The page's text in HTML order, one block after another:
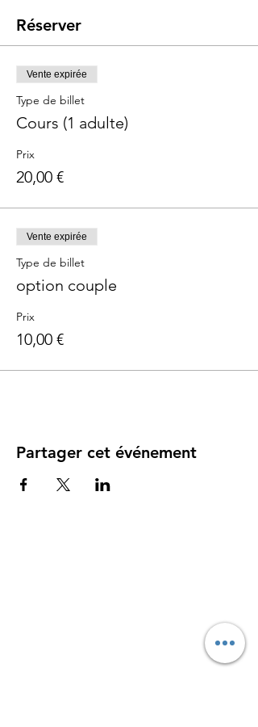
> les étapes du développement de l'enfant
sommeil avec l'appui des dernières
avancées en neurosciences .
> Les différentes manières et outil pour
l'aider à s'endormir seul, en sécurité et le
prédisposer au sommeil
donc n'hésitez pas à faire ces cours à la
suite si vous le pouvez.
Réserver
Vente expirée
Type de billet
Cours (1 adulte)
Prix
20,00 €
Vente expirée
Type de billet
option couple
Prix
10,00 €
Partager cet événement